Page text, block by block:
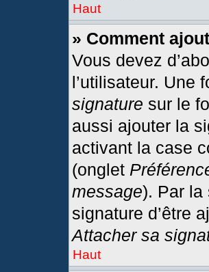
Haut
» Comment
Vous devez
l’utilisateur. Une
signature sur le
aussi ajouter la
activant la case
(onglet
message). Par la
signature d’être
Attacher sa
Haut